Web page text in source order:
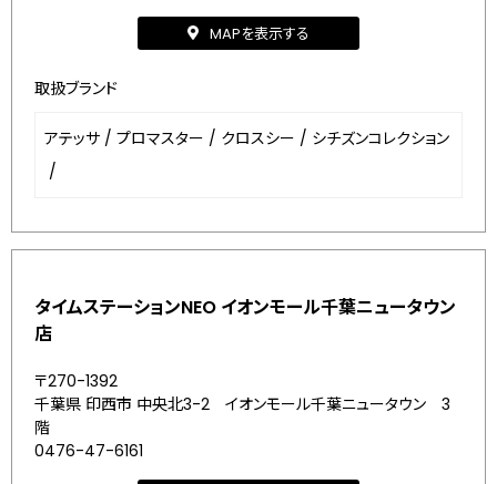
MAPを表示する
取扱ブランド
アテッサ / プロマスター / クロスシー / シチズンコレクション
/
タイムステーションNEO イオンモール千葉ニュータウン
店
〒270-1392
千葉県 印西市 中央北3-2 イオンモール千葉ニュータウン 3
階
0476-47-6161